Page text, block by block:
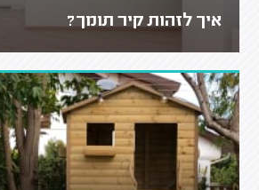
איך לזהות קיר תומך?